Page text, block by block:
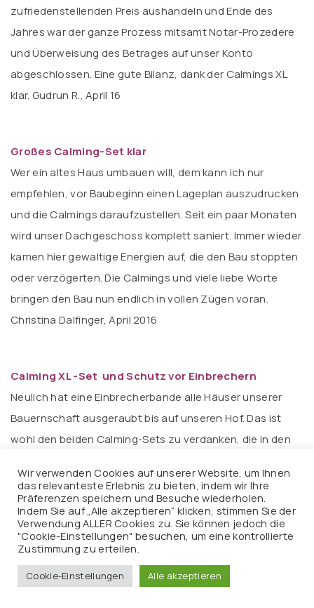
zufriedenstellenden Preis aushandeln und Ende des
Jahres war der ganze Prozess mitsamt Notar-Prozedere
und Überweisung des Betrages auf unser Konto
abgeschlossen. Eine gute Bilanz, dank der Calmings XL
klar. Gudrun R., April 16
Großes Calming-Set klar
Wer ein altes Haus umbauen will, dem kann ich nur
empfehlen, vor Baubeginn einen Lageplan auszudrucken
und die Calmings daraufzustellen. Seit ein paar Monaten
wird unser Dachgeschoss komplett saniert. Immer wieder
kamen hier gewaltige Energien auf, die den Bau stoppten
oder verzögerten. Die Calmings und viele liebe Worte
bringen den Bau nun endlich in vollen Zügen voran.
Christina Dalfinger, April 2016
Calming XL -Set und Schutz vor Einbrechern
Neulich hat eine Einbrecherbande alle Häuser unserer
Bauernschaft ausgeraubt bis auf unseren Hof. Das ist
wohl den beiden Calming-Sets zu verdanken, die in den
Dank an die geistigen Schützer!!! Magrit B., 2016
Dunkle Energien…
Eigentlich stehen die Calmings XL für das Raum- und
Haus-Clearing. Lesen sie jetzt, was noch machbar ist.
Wir verwenden Cookies auf unserer Website, um Ihnen
das relevanteste Erlebnis zu bieten, indem wir Ihre
Präferenzen speichern und Besuche wiederholen.
Indem Sie auf „Alle akzeptieren“ klicken, stimmen Sie der
Verwendung ALLER Cookies zu. Sie können jedoch die
"Cookie-Einstellungen" besuchen, um eine kontrollierte
Zustimmung zu erteilen.
Cookie-Einstellungen Alle akzeptieren